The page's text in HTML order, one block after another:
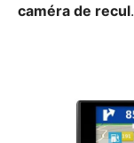
caméra de recul.